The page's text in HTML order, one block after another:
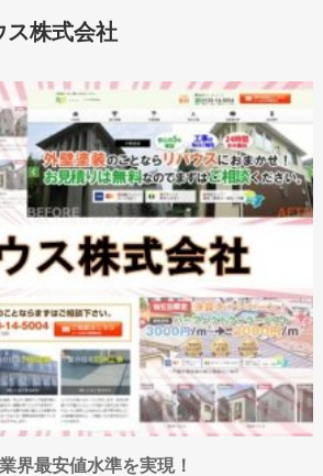
ス株式会社
界最安値水準を実現！